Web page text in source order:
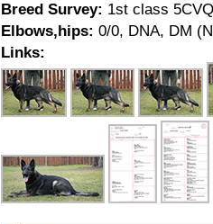
Breed Survey: 1st class
Elbows,hips: 0/0, DNA, DM
Links: